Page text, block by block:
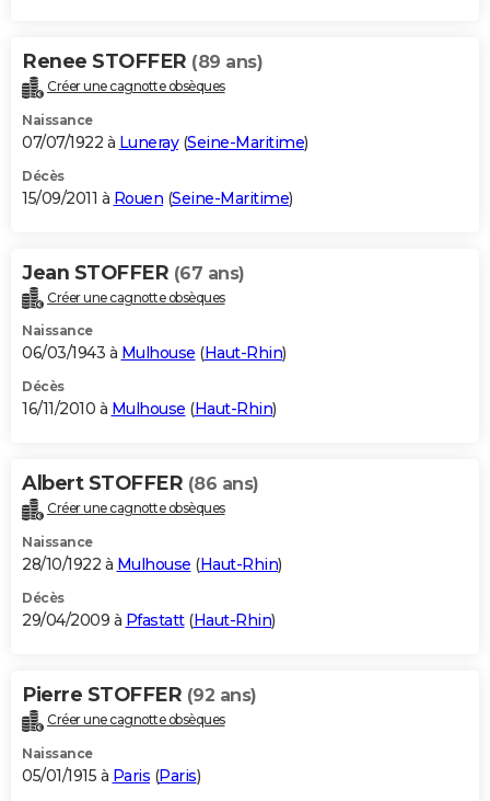
Renee STOFFER (89 ans)
Créer une cagnotte obsèques
Naissance
07/07/1922 à Luneray(Seine-Maritime)
Décès
15/09/2011 à Rouen (Seine-Maritime)
Jean STOFFER (67 ans)
Créer une cagnotte obsèques
Naissance
06/03/1943 à Mulhouse (Haut-Rhin)
Décès
16/11/2010 à Mulhouse (Haut-Rhin)
Albert STOFFER (86 ans)
Créer une cagnotte obsèques
Naissance
28/10/1922 à Mulhouse (Haut-Rhin)
Décès
29/04/2009 à Pfastatt(Haut-Rhin)
Pierre STOFFER (92 ans)
Créer une cagnotte obsèques
Naissance
05/01/1915 à Paris (Paris)